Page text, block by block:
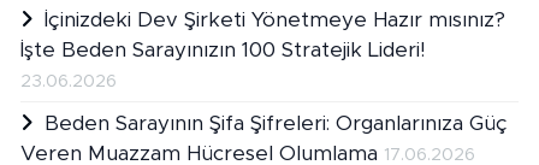
İçinizdeki Dev Şirketi Yönetmeye Hazır mısınız?
İşte Beden Sarayınızın 100 Stratejik Lideri!
23.06.2026
Beden Sarayının Şifa Şifreleri: Organlarınıza Güç
Veren Muazzam Hücresel Olumlama 17.06.2026